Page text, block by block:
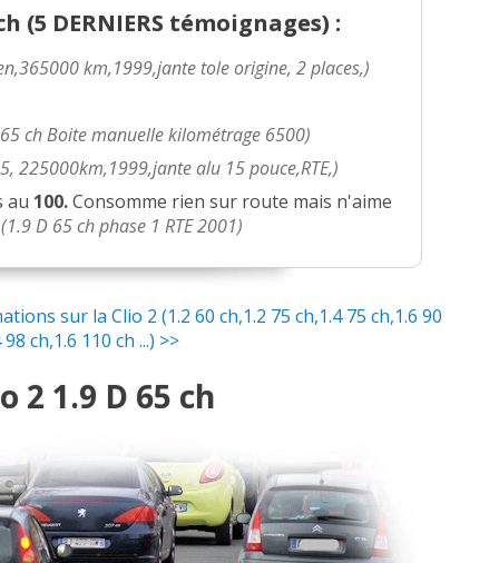
200000km, année 2(1 )
rte(0 )
alu(0 )
km /année 2( 1 )
000 / 1999 / Alizé ( 0 )
kilométrage 6500( 0 )
)
(5 DERNIERS témoignages) :
km,1999,jante tole origine, 2 places,)
ch Boite manuelle kilométrage 6500)
225000km,1999,jante alu 15 pouce,RTE,)
au 100.Consomme rien sur route mais n'aime
(1.9 D 65 ch phase 1 RTE 2001)
sur la Clio 2 (1.2 60 ch,1.2 75 ch,1.4 75 ch,1.6 90
ch,1.6 110 ch ...) >>
2 1.9 D 65 ch